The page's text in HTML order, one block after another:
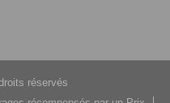
réservés